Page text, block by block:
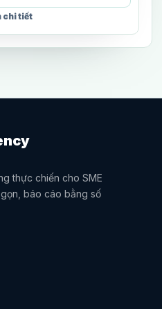
chi tiết
thực chiến cho SME
báo cáo bằng số